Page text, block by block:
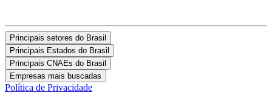
Principais setores do Brasil
Principais Estados do Brasil
Principais CNAEs do Brasil
Empresas mais buscadas
Política de Privacidade